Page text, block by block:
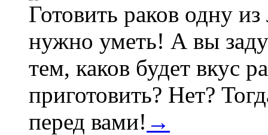
Готовить раков одну
нужно уметь! А вы
тем, каков будет вкус
приготовить? Нет?
перед вами! →